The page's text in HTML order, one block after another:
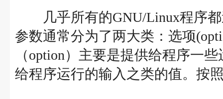
几乎所有的GNU/Linux程序都
参数通常分为了两大类：选项
（option）主要是提供给程序一
给程序运行的输入之类的值。按